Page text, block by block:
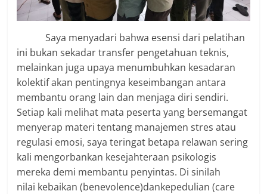
Saya menyadari bahwa esensi dari pelatihan
ini bukan sekadar transfer pengetahuan teknis,
melainkan juga upaya menumbuhkan kesadaran
kolektif akan pentingnya keseimbangan antara
membantu orang lain dan menjaga diri sendiri.
Setiap kali melihat mata peserta yang bersemangat
menyerap materi tentang manajemen stres atau
regulasi emosi, saya teringat betapa relawan sering
kali mengorbankan kesejahteraan psikologis
mereka demi membantu penyintas. Di sinilah
nilai kebaikan (benevolence)dankepedulian (care